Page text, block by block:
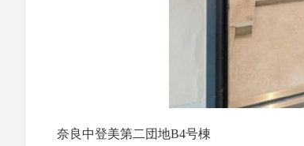
奈良中登美第二団地B4号棟